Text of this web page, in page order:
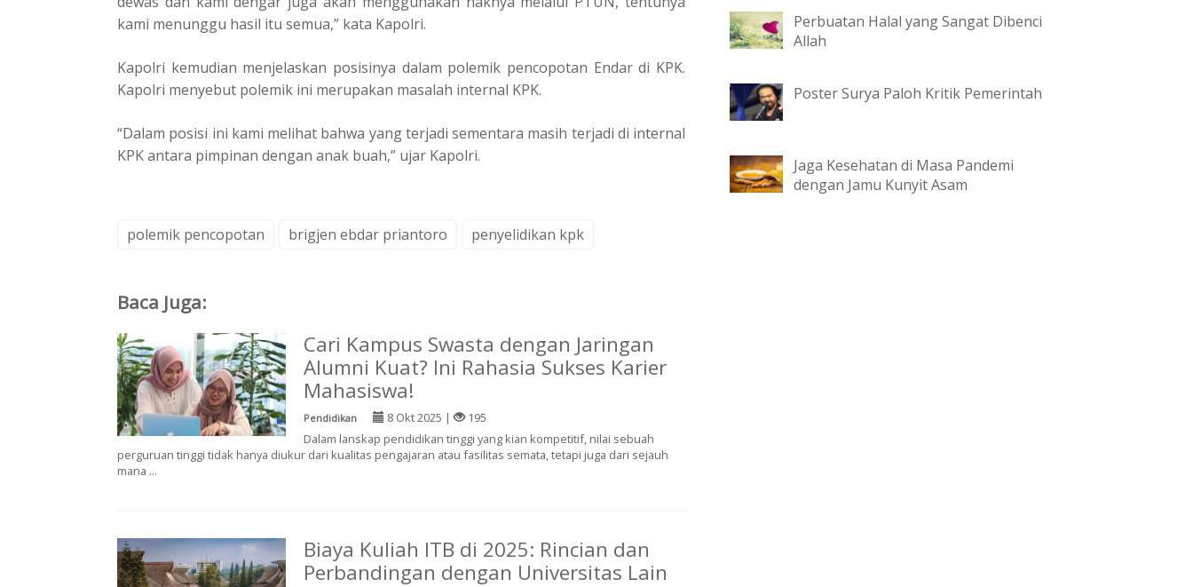
kami menunggu hasil itu semua,” kata Kapolri.
Kapolri kemudian menjelaskan posisinya dalam polemik pencopotan Endar di KPK.
Kapolri menyebut polemik ini merupakan masalah internal KPK.
“Dalam posisi ini kami melihat bahwa yang terjadi sementara masih terjadi di internal
KPK antara pimpinan dengan anak buah,” ujar Kapolri.
polemik pencopotan brigjen ebdar priantoro penyelidikan kpk
Baca Juga:
Cari Kampus Swasta dengan Jaringan
Alumni Kuat? Ini Rahasia Sukses Karier
Mahasiswa!
Pendidikan 8 Okt 2025 |
195
Dalam lanskap pendidikan tinggi yang kian kompetitif, nilai sebuah
perguruan tinggi tidak hanya diukur dari kualitas pengajaran atau fasilitas semata, tetapi juga dari sejauh
mana ...
Biaya Kuliah ITB di 2025: Rincian dan
Perbandingan dengan Universitas Lain
Perbuatan Halal yang Sangat Dibenci
Allah
Poster Surya Paloh Kritik Pemerintah
Jaga Kesehatan di Masa Pandemi
dengan Jamu Kunyit Asam